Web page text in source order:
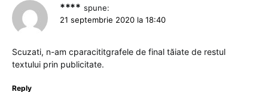
**** spune:
21 septembrie 2020 la 18:40
Scuzati, n-am cparacititgrafele de final tăiate de restul
textului prin publicitate.
Reply